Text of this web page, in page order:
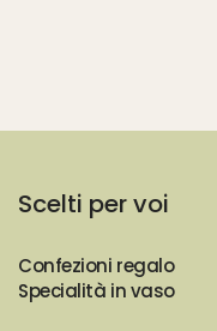
Scelti per voi
Confezioni regalo
Specialità in vaso